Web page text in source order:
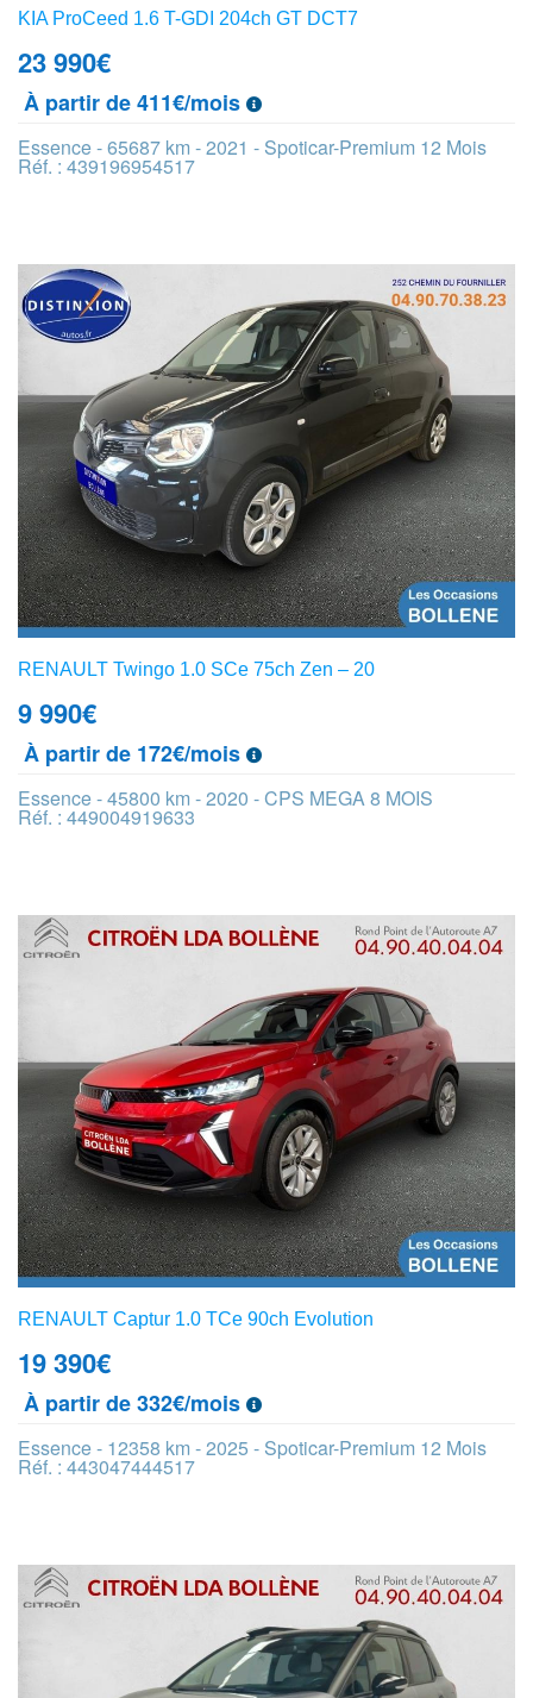
KIA ProCeed 1.6 T-GDI 204ch GT DCT7
23 990€
À partir de 411€/mois
Essence - 65687 km - 2021 - Spoticar-Premium 12 Mois
Réf. : 439196954517
RENAULT Twingo 1.0 SCe 75ch Zen – 20
9 990€
À partir de 172€/mois
Essence - 45800 km - 2020 - CPS MEGA 8 MOIS
Réf. : 449004919633
RENAULT Captur 1.0 TCe 90ch Evolution
19 390€
À partir de 332€/mois
Essence - 12358 km - 2025 - Spoticar-Premium 12 Mois
Réf. : 443047444517